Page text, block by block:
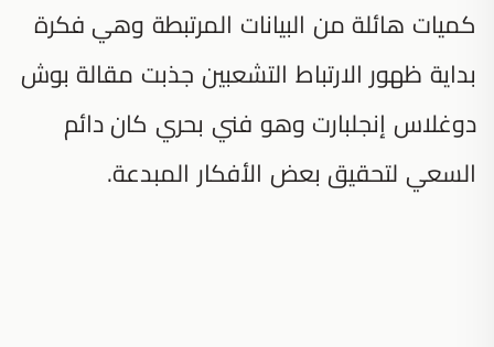
كميات هائلة من البيانات المرتبطة وهي فكرة
بداية ظهور الارتباط التشعبين جذبت مقالة بوش
دوغلاس إنجلبارت وهو فني بحري كان دائم
السعي لتحقيق بعض الأفكار المبدعة.